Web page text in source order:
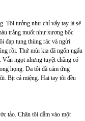
Tôi tưởng như chỉ vẩy tay là sẽ
trắng muốt như xương bốc
đạp tung thùng rác và ngửi
rồi. Thứ mùi kia đã ngốn ngấu
Vẫn ngọt nhưng tuyệt chẳng có
họng. Da tôi đã cảm ứng
Bịt cả miệng. Hai tay tôi đều
tảo. Chân tôi dẫm vào một